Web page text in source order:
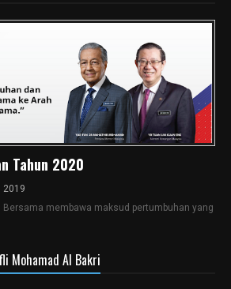
Tahun 2020
2019
Bersama membawa maksud pertumbuhan yang
Mohamad Al Bakri